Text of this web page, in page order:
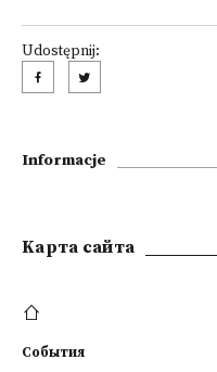
Udostępnij:
Informacje
Kарта сайта
События